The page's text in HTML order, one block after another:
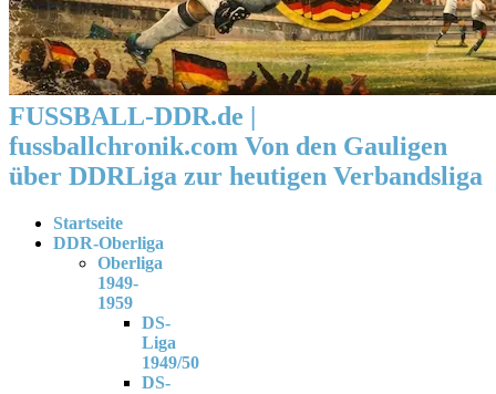
FUSSBALL-DDR.de |
fussballchronik.com Von den Gauligen
über DDRLiga zur heutigen Verbandsliga
Startseite
DDR-Oberliga
Oberliga
1949-
1959
DS-
Liga
1949/50
DS-